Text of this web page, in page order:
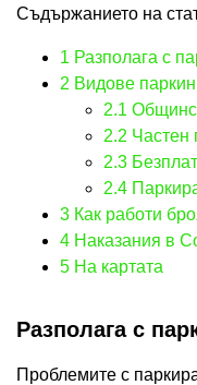
Съдържанието на
1 Разполага с
2 Видове
2.1
2.2 Частен
2.3
2.4
3 Как работи
4 Наказания в
5 На картата
Разполага с
Проблемите с